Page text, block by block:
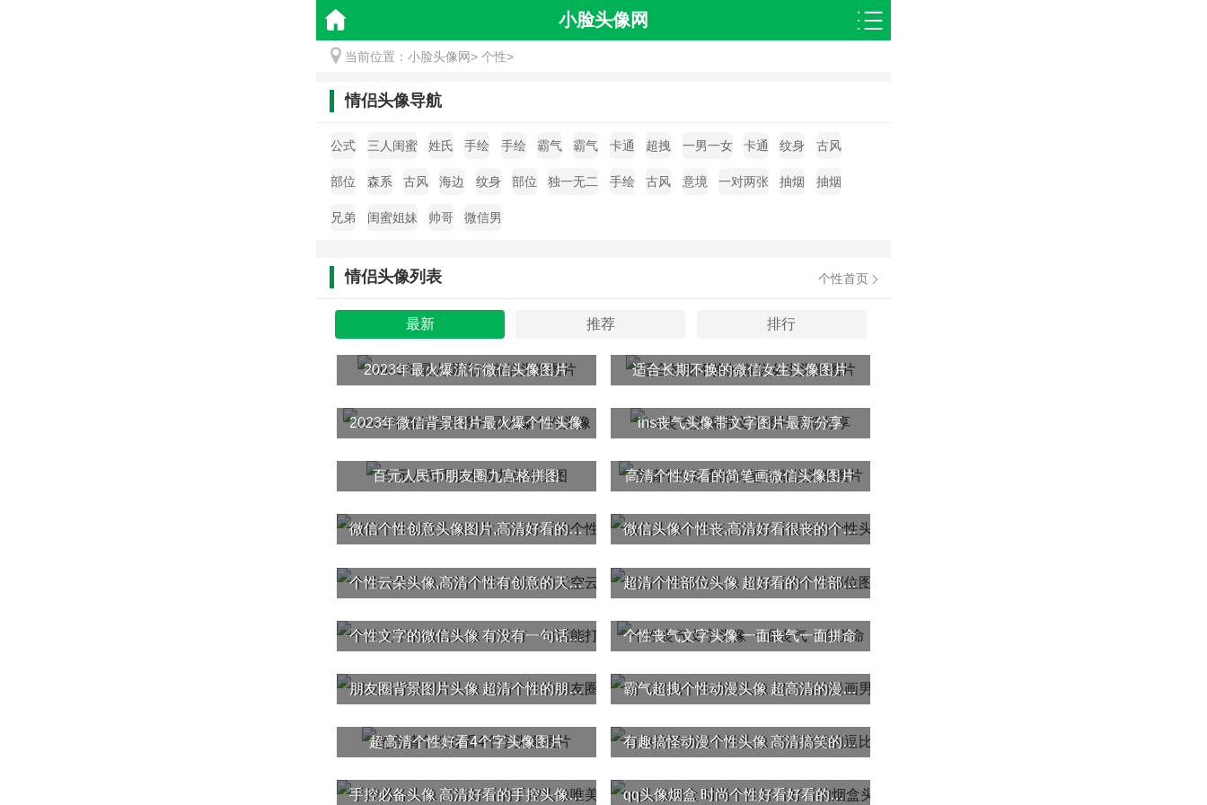
小脸头像网
当前位置： 小脸头像网> 个性>
情侣头像导航
公式 三人闺蜜 姓氏 手绘 手绘 霸气 霸气 卡通 超拽 一男一女 卡通 纹身 古风
部位 森系 古风 海边 纹身 部位 独一无二 手绘 古风 意境 一对两张 抽烟 抽烟
兄弟 闺蜜姐妹 帅哥 微信男
情侣头像列表
最新 推荐 排行
个性首页
2023年最火爆流行微信头像图片 适合长期不换的微信女生头像图片
2023年微信背景图片最火爆个性头像 ins丧气头像带文字图片最新分享
百元人民币朋友圈九宫格拼图 高清个性好看的简笔画微信头像图片
微信个性创意头像图片,高清好看的个性创意独特头像精选 微信头像个性丧,高清好看很丧的个性头像图片
个性云朵头像,高清个性有创意的天空云朵风景头像精选 超清个性部位头像 超好看的个性部位图片头像
个性文字的微信头像 有没有一句话能打动你的心 个性丧气文字头像 一面丧气一面拼命
朋友圈背景图片头像 超清个性的朋友圈背景图头像搭配 霸气超拽个性动漫头像 超高清的漫画男女霸气又拽
超高清个性好看4个字头像图片 有趣搞怪动漫个性头像 高清搞笑的逗比专属搞怪卡通头像图片
手控必备头像 高清好看的手控头像唯美图片 qq头像烟盒 时尚个性好看好看的烟盒头像图片